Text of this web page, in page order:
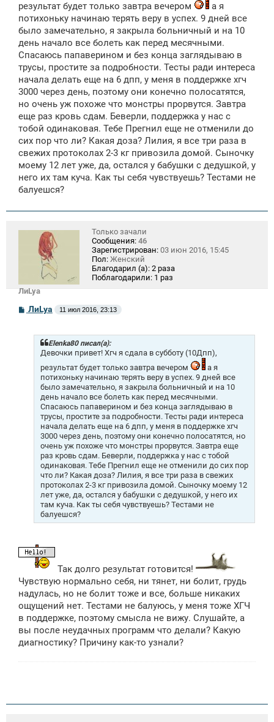
е
н
и
е
результат будет только завтра вечером
а я
потихоньку начинаю терять веру в успех. 9 дней все
было замечательно, я закрыла больничный и на 10
день начало все болеть как перед месячными.
Спасаюсь папаверином и без конца заглядываю в
трусы, простите за подробности. Тесты ради интереса
начала делать еще на 6 дпп, у меня в поддержке хгч
3000 через день, поэтому они конечно полосатятся,
но очень уж похоже что монстры прорвутся. Завтра
еще раз кровь сдам. Беверли, поддержка у нас с
тобой одинаковая. Тебе Прегнил еще не отменили до
сих пор что ли? Какая доза? Лилия, я все три раза в
свежих протоколах 2-3 кг привозила домой. Сыночку
моему 12 лет уже, да, остался у бабушки с дедушкой, у
него их там куча. Как ты себя чувствуешь? Тестами не
балуешся?
ЛиLya
Только зачали
Сообщения: 46
Зарегистрирован: 03 июн 2016, 15:45
Пол: Женский
Благодарил (а): 2 раза
Поблагодарили: 1 раз
С
ЛиLya 11 июл 2016, 23:13
Elenka80 писал(а):
Девочки привет! Хгч я сдала в субботу (10Дпп),
результат будет только завтра вечером
а я
потихоньку начинаю терять веру в успех. 9 дней все
было замечательно, я закрыла больничный и на 10
день начало все болеть как перед месячными.
Спасаюсь папаверином и без конца заглядываю в
трусы, простите за подробности. Тесты ради интереса
начала делать еще на 6 дпп, у меня в поддержке хгч
3000 через день, поэтому они конечно полосатятся, но
очень уж похоже что монстры прорвутся. Завтра еще
раз кровь сдам. Беверли, поддержка у нас с тобой
одинаковая. Тебе Прегнил еще не отменили до сих пор
что ли? Какая доза? Лилия, я все три раза в свежих
протоколах 2-3 кг привозила домой. Сыночку моему 12
лет уже, да, остался у бабушки с дедушкой, у него их
там куча. Как ты себя чувствуешь? Тестами не
балуешся?
Так долго результат готовится!
Чувствую нормально себя, ни тянет, ни болит, грудь
надулась, но не болит тоже и все, больше никаких
ощущений нет. Тестами не балуюсь, у меня тоже ХГЧ
в поддержке, поэтому смысла не вижу. Слушайте, а
вы после неудачных программ что делали? Какую
диагностику? Причину как-то узнали?